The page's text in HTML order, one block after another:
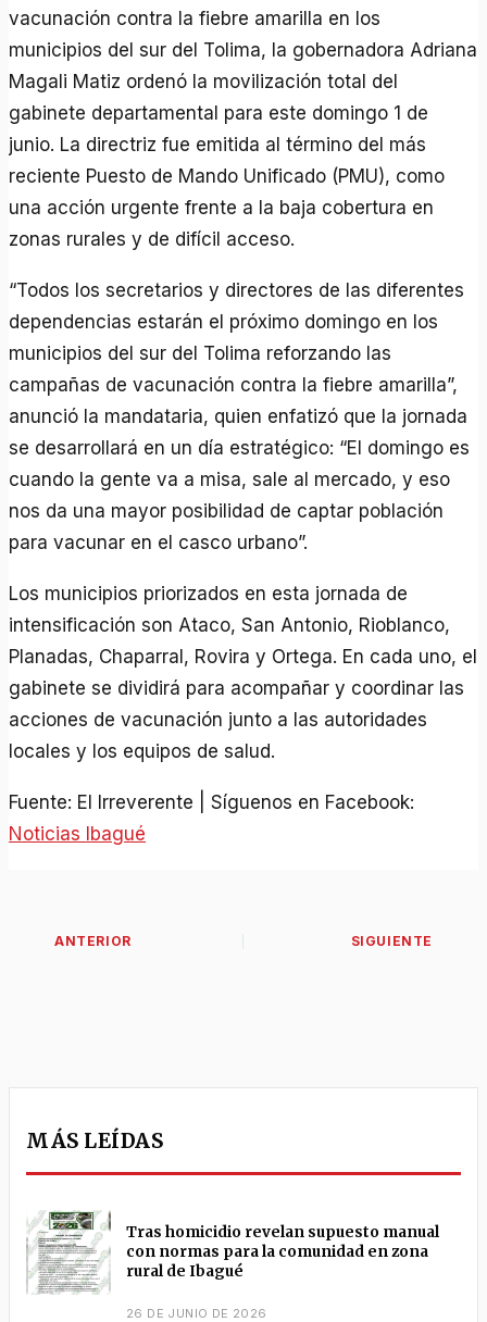
vacunación contra la fiebre amarilla en los
municipios del sur del Tolima, la gobernadora Adriana
Magali Matiz ordenó la movilización total del
gabinete departamental para este domingo 1 de
junio. La directriz fue emitida al término del más
reciente Puesto de Mando Unificado (PMU), como
una acción urgente frente a la baja cobertura en
zonas rurales y de difícil acceso.
“Todos los secretarios y directores de las diferentes
dependencias estarán el próximo domingo en los
municipios del sur del Tolima reforzando las
campañas de vacunación contra la fiebre amarilla”,
anunció la mandataria, quien enfatizó que la jornada
se desarrollará en un día estratégico: “El domingo es
cuando la gente va a misa, sale al mercado, y eso
nos da una mayor posibilidad de captar población
para vacunar en el casco urbano”.
Los municipios priorizados en esta jornada de
intensificación son Ataco, San Antonio, Rioblanco,
Planadas, Chaparral, Rovira y Ortega. En cada uno, el
gabinete se dividirá para acompañar y coordinar las
acciones de vacunación junto a las autoridades
locales y los equipos de salud.
Fuente: El Irreverente | Síguenos en Facebook:
Noticias Ibagué
MÁS LEÍDAS
Tras homicidio revelan supuesto manual
con normas para la comunidad en zona
rural de Ibagué
26 DE JUNIO DE 2026